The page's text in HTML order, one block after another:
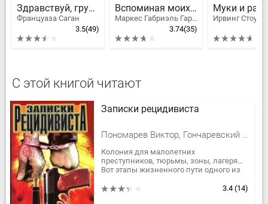
Здравствуй, грусть
Француаза Саган
3.5(49)
Вспоминая моих грустных шлюх
Маркес Габриэль Гарсия
3.74(35)
Муки и
Ирвинг Стоун
С этой книгой читают
Записки рецидивиста
Пономарев Виктор, Гончаревский Евгений
Колония для малолетних
преступников, тюрьмы, зоны, лагеря…
Вот этапы жизненного пути одного из
проведенных в местах лишения...3.4 (14)